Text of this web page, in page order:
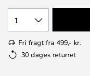
1
Fri fragt fra 499,- kr.
30 dages returret